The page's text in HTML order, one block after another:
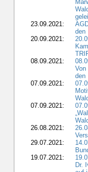
23.09.2021:
den
20.09.2021:
08.09.2021:
den
07.09.2021:
07.09.2021:
26.08.2021:
29.07.2021:
19.07.2021:
Dr.